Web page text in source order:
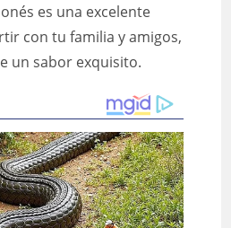
es una excelente
con tu familia y amigos,
un sabor exquisito.